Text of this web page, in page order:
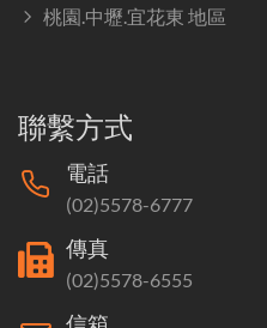
桃園.中壢.宜花東 地區
聯繫方式
電話
(02)5578-6777
傳真
(02)5578-6555